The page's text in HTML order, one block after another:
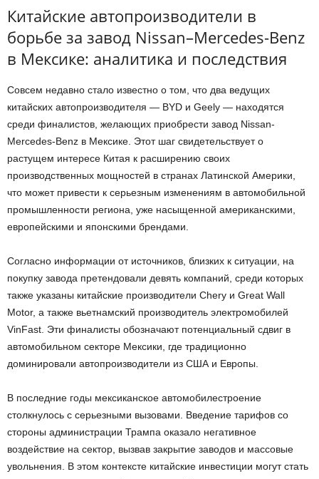
Китайские автопроизводители в
борьбе за завод Nissan–Mercedes-Benz
в Мексике: аналитика и последствия
Совсем недавно стало известно о том, что два ведущих
китайских автопроизводителя — BYD и Geely — находятся
среди финалистов, желающих приобрести завод Nissan-
Mercedes-Benz в Мексике. Этот шаг свидетельствует о
растущем интересе Китая к расширению своих
производственных мощностей в странах Латинской Америки,
что может привести к серьезным изменениям в автомобильной
промышленности региона, уже насыщенной американскими,
европейскими и японскими брендами.
Согласно информации от источников, близких к ситуации, на
покупку завода претендовали девять компаний, среди которых
также указаны китайские производители Chery и Great Wall
Motor, а также вьетнамский производитель электромобилей
VinFast. Эти финалисты обозначают потенциальный сдвиг в
автомобильном секторе Мексики, где традиционно
доминировали автопроизводители из США и Европы.
В последние годы мексиканское автомобилестроение
столкнулось с серьезными вызовами. Введение тарифов со
стороны администрации Трампа оказало негативное
воздействие на сектор, вызвав закрытие заводов и массовые
увольнения. В этом контексте китайские инвестиции могут стать